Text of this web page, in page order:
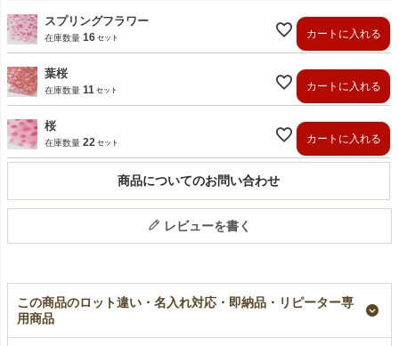
スプリングフラワー
在庫数量 16 カートに入れる
葉桜
在庫数量 11 カートに入れる
桜
在庫数量 22 カートに入れる
商品についてのお問い合わせ
レビューを書く
この商品のロット違い・名入れ対応・即納品・リピーター専
用商品